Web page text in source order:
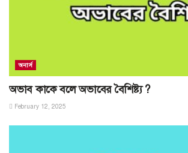
অনার্স
অভাব কাকে বলে অভাবের বৈশিষ্ট্য ?
February 12, 2025